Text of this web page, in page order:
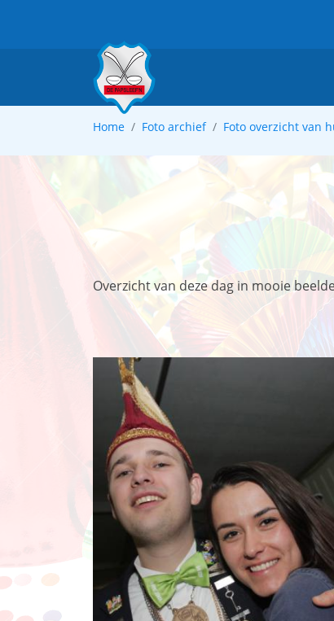
Kruimelpad
Home Foto archief Foto overzicht van
Overzicht van deze dag in mooie